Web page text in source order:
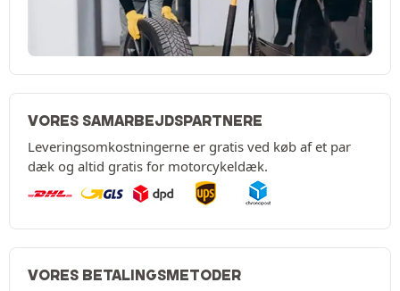
VORES SAMARBEJDSPARTNERE
Leveringsomkostningerne er gratis ved køb af et par
dæk og altid gratis for motorcykeldæk.
VORES BETALINGSMETODER